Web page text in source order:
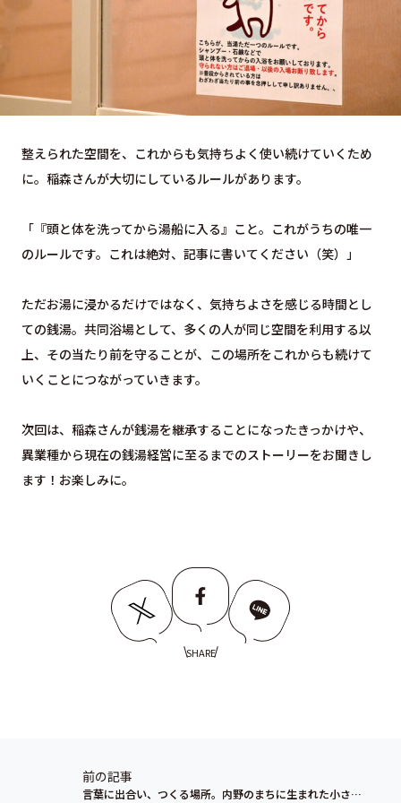
SHARE
整えられた空間を、これからも気持ちよく使い続けていくため
に。稲森さんが大切にしているルールがあります。
「『頭と体を洗ってから湯船に入る』こと。これがうちの唯一
のルールです。これは絶対、記事に書いてください（笑）」
ただお湯に浸かるだけではなく、気持ちよさを感じる時間とし
ての銭湯。共同浴場として、多くの人が同じ空間を利用する以
上、その当たり前を守ることが、この場所をこれからも続けて
いくことにつながっていきます。
次回は、稲森さんが銭湯を継承することになったきっかけや、
異業種から現在の銭湯経営に至るまでのストーリーをお聞きし
ます！お楽しみに。
前の記事
言葉に出合い、つくる場所。内野のまちに生まれた小さな本屋「こんこん堂」